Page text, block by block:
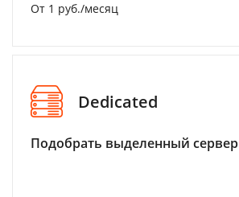
От 1 руб./месяц
Dedicated
Подобрать выделенный сервер